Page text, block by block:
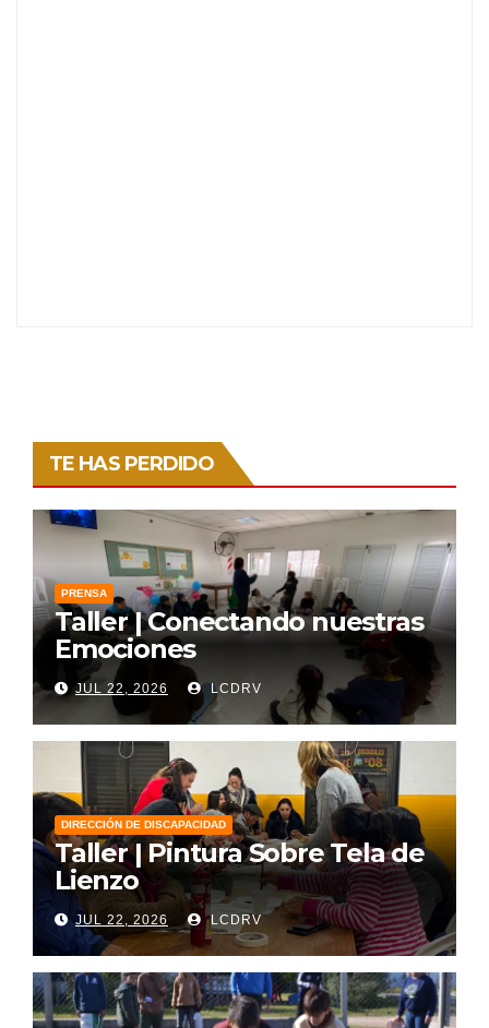
TE HAS PERDIDO
PRENSA
Taller | Conectando nuestras
Emociones
JUL 22, 2026 LCDRV
DIRECCIÓN DE DISCAPACIDAD
Taller | Pintura Sobre Tela de
Lienzo
JUL 22, 2026 LCDRV